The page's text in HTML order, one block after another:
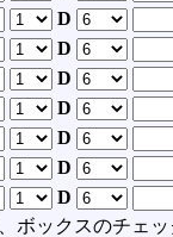
D
D
D
D
D
D
D
ボックスのチェッ